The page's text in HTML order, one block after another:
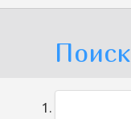
Поиск